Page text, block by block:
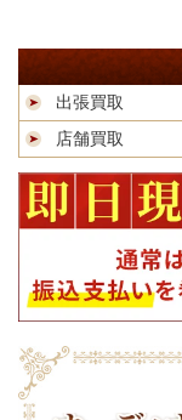
出張買取
店舗買取